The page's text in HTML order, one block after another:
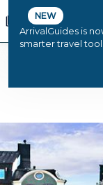
NEW
ArrivalGuides is
smarter travel